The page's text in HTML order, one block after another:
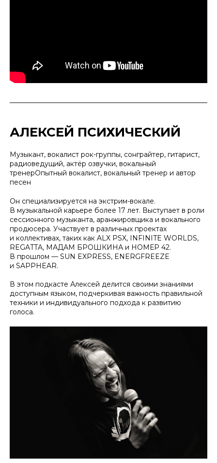
АЛЕКСЕЙ ПСИХИЧЕСКИЙ
Музыкант, вокалист рок-группы, сонграйтер, гитарист,
радиоведущий, актёр озвучки, вокальный
тренерОпытный вокалист, вокальный тренер и автор
песен
Он специализируется на экстрим-вокале.
В музыкальной карьере более 17 лет. Выступает в роли
сессионного музыканта, аранжировщика и вокального
продюсера. Участвует в различных проектах
и коллективах, таких как ALX PSX, INFINITE WORLDS,
REGATTA, МАДАМ БРОШКИНА и НОМЕР 42.
В прошлом — SUN EXPRESS, ENERGFREEZE
и SAPPHEAR.
В этом подкасте Алексей делится своими знаниями
доступным языком, подчеркивая важность правильной
техники и индивидуального подхода к развитию
голоса.